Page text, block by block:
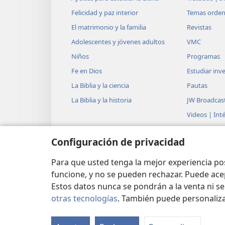
Configuración de privacidad
Para que usted tenga la mejor experiencia
funcione, y no se pueden rechazar. Puede
Estos datos nunca se pondrán a la venta ni
otras tecnologías. También puede
de plata y ganchos de plata,
patio medirá 100 codos de
alto. El cercado estará hecho
cobre.
Y todos los
tabernáculo, así como las
patio, serán de cobre.
20 ”Además, debes
para el
siempre encendidas. + 21
lámparas de la tienda de
que esté cerca del
Jehová desde la tarde hasta
permanente que los
generación. +
Felicidad y paz interior
El matrimonio y la familia
Adolescentes y jóvenes adultos
Niños
Fe en Dios
La Biblia y la ciencia
La Biblia y la historia
Temas orden
Revistas
VMC
Programas
Estudiar
Pautas
JW
Videos |
Música
Biblia teatro
Copyright © 2026 Watch Tower Bible and